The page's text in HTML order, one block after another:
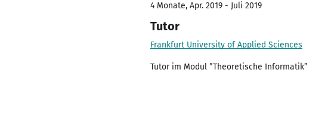
4 Monate, Apr. 2019 - Juli 2019
Tutor
Frankfurt University of Applied Sciences
Tutor im Modul ”Theoretische Informatik”